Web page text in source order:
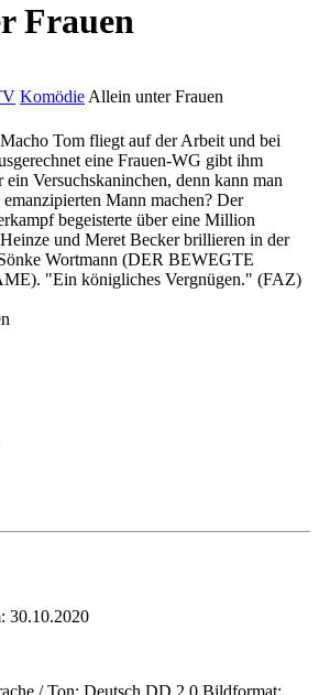
Frauen
Komödie Allein unter Frauen
Tom fliegt auf der Arbeit und bei
eine Frauen-WG gibt ihm
Versuchskaninchen, denn kann man
Mann machen? Der
begeisterte über eine Million
und Meret Becker brillieren in der
Wortmann (DER BEWEGTE
"Ein königliches Vergnügen." (FAZ)
30.10.2020